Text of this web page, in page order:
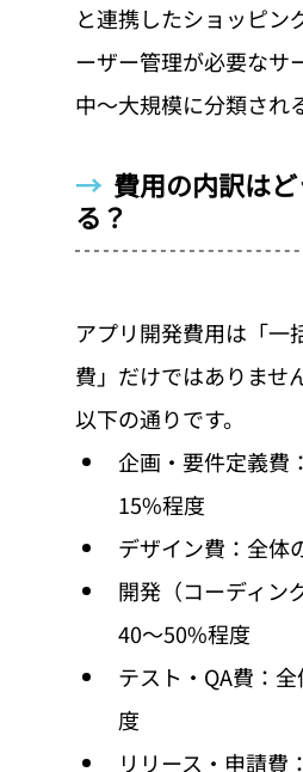
と連携したショッピン
ーザー管理が必要なサ
中〜大規模に分類され
→ 費用の内訳は
る？
アプリ開発費用は「一
費」だけではありませ
以下の通りです。
企画・要件定義費
15%程度
デザイン費：全体
開発（コーディン
40〜50%程度
テスト・QA費：
度
リリース・申請費